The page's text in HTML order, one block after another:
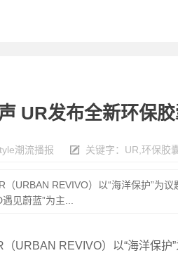
UR发布全新环保胶
潮流播报 关键字： UR 环保胶
（URBAN REVIVO）以“海洋保护”为
见蔚蓝”为主...
REVIVO）以“海洋保护”